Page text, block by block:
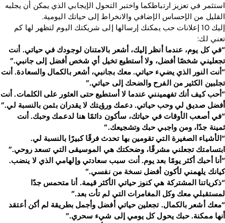
استثمر في تعزيز ارتباطكما واختبر التحول الإيجابي الذي يمكن أن يجلبه
القليل من الإحساس الإضافي والانخراط إلى حياتك اليومية.
إليك 10 إعلانات حب يمكنك إرسالها إلى شريكتك اليوم لتظهر لها كم
تعني لك:
“في كل يوم، عندما أنظر إليك، أشعر بالامتنان لوجودك في حياتي. أنت
تجعليني شخصًا أفضل، ولا أستطيع تخيل أي شخص أفضل إلى جانبي.”
“أنت النور الذي يضيء حياتي. معك بجانبي، أشعر بالكمال والسعادة. أنت
تجلبين الكثير من الفرح والضحك إلى حياتي.”
“أحب كيف أنك تفهمينني عندما لا أستطيع حتى العثور على الكلمات. أنت
أفضل صديق لي وحب حياتي. دعمك ورؤيتك لا يقدران بثمن بالنسبة لي.”
“في أصعب الأوقات في حياتك، سأكون دائمًا هنا لدعمك وحبك. أنت
ثمينة جدًا، ومن واجبي حبك وتشجيعك.”
“الأشياء الصغيرة التي تقومين بها تحدث فرقًا كبيرًا بالنسبة لي.
ابتسامتك تجعلني مشرقًا، وضحكتك هي الموسيقى التي تسعد روحي.”
“أنا أحبك أكثر يومًا بعد يوم. أنت سبب سعادتي وإلهامي الذي لا ينضب.
كيانك يلهمني لأكون أفضل نسخة من نفسي.”
“ذكرياتنا المشتركة هي كنوز حياتي الأكثر قيمة. أنا متحمس جدًا
لمستقبلي معك وكل المغامرات التي لم تأت بعد.”
“معك أشعر بالكمال. تجعلين حياتي أفضل وأجمل بطريقة لم أكن أعتقد
أنها ممكنة. حبك يحول كل يومي إلى شيء سحري.”